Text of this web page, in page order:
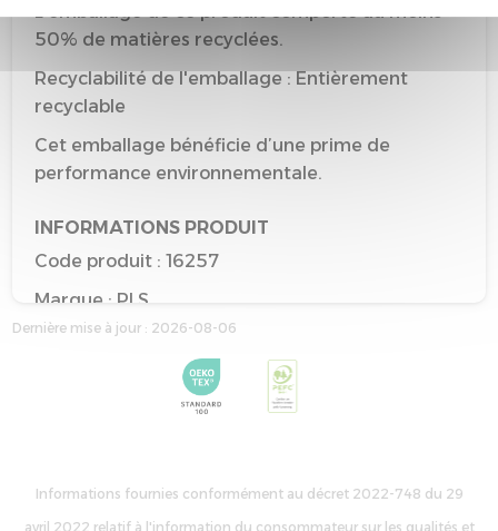
L'emballage de ce produit comporte au moins
50% de matières recyclées.
Recyclabilité de l'emballage : Entièrement
recyclable
Cet emballage bénéficie d’une prime de
performance environnementale.
INFORMATIONS PRODUIT
Code produit : 16257
Marque : PLS
Type : Matelas adulte
Taille de référence : 140*190
Couleur de référence : TISSU GRIS SOURIS
Dernière mise à jour : 2026-08-06
Informations fournies conformément au décret 2022-748 du 29
avril 2022 relatif à l'information du consommateur sur les qualités et